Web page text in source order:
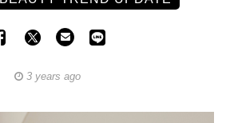
3 years ago